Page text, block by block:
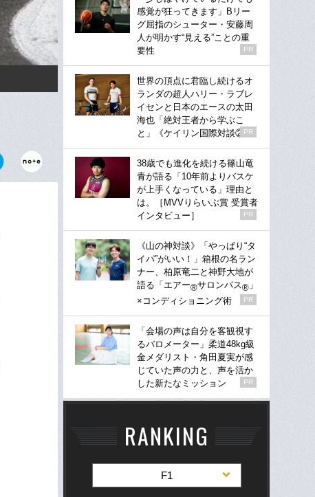
感覚が狂ってきます」Bリー
グ屈指のシューター・安藤周
人が明かす“見える”ことの重
要性
PR
世界の頂点に君臨し続けるオ
ランダの超人ハリー・ラブレ
イセンと日本のエースの太田
海也「絶対王者から学ぶこ
と」《ケイリン国際対談②》
PR
38歳でも進化を続ける篠山竜
青が語る「10年前よりバスケ
が上手くなっている」理由と
は。［MVVりらいぶ賞 受賞者
インタビュー］
PR
《山の神対談》「やっぱり“タ
イパ”がいい！」箱根の名ラン
ナー、柏原竜二と神野大地が
語る「エアー®サロンパス® 」
×コンディショニング術
PR
「会場の声は自分を客観視す
るバロメーター」柔道48kg級
金メダリスト・角田夏実が感
じていた声の力と、声を活か
した新たなミッション
PR
RANKING
F1